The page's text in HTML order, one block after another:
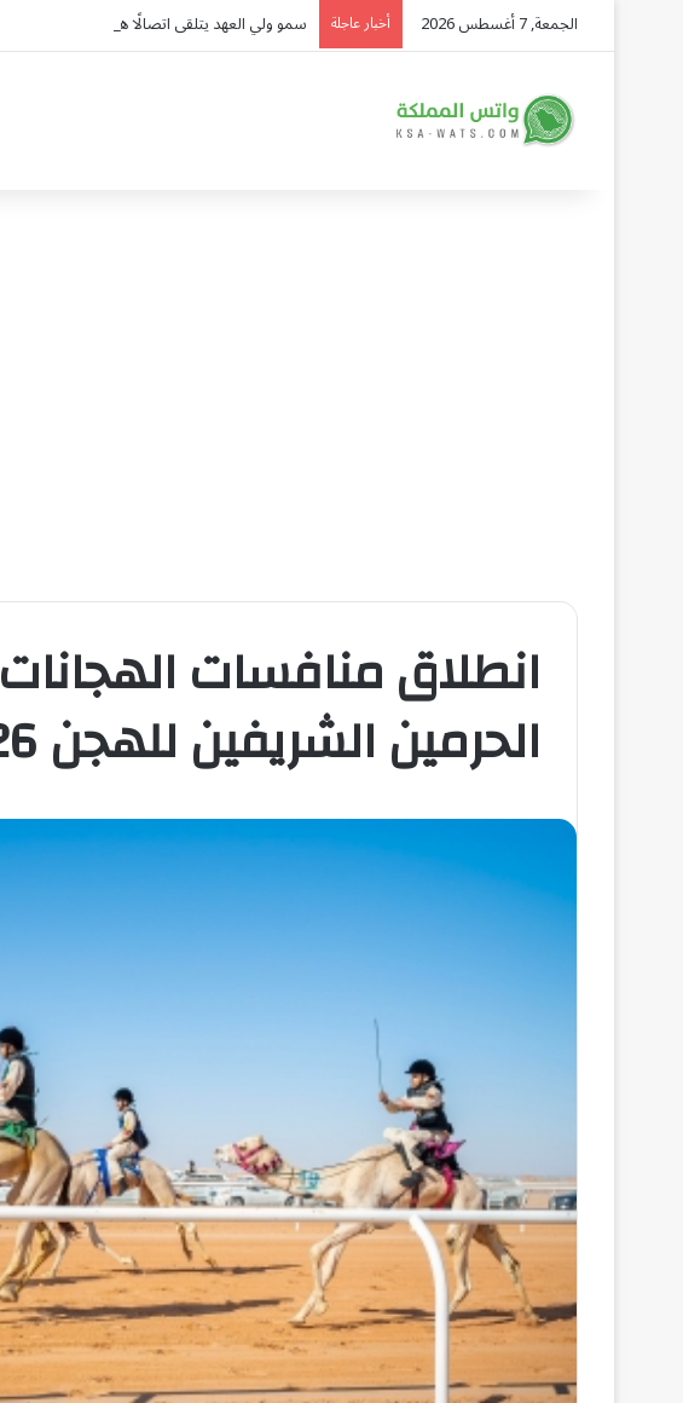
الجمعة, 7 أغسطس 2026 أخبار عاجلة سمو ولي العهد يتلقى اتصالًا هاتفيًا من الرئيس
انطلاق منافسات
الحرمين الشريفين للهجن 2026